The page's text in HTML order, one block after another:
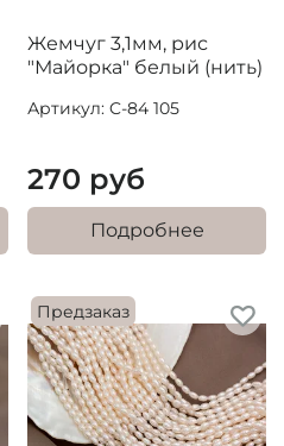
Жемчуг 3,1мм, рис
"Майорка" белый (нить)
Артикул: C-84 105
270 руб
Подробнее
Предзаказ